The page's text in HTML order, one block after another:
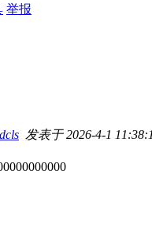
举报
发表于 2026-4-1